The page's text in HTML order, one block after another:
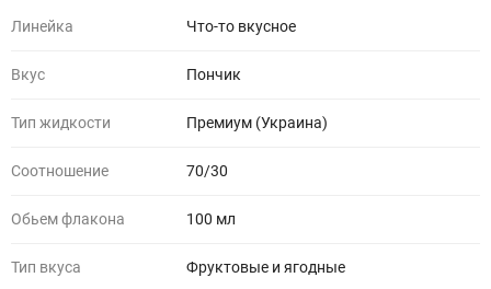
Линейка Что-то вкусное
Вкус Пончик
Тип жидкости Премиум (Украина)
Соотношение 70/30
Обьем флакона 100 мл
Тип вкуса Фруктовые и ягодные